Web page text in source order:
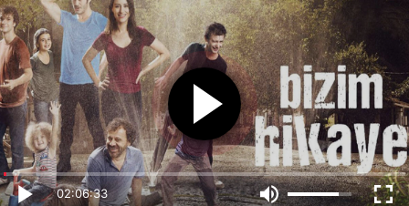
02:06:33